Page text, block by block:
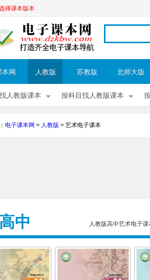
择课本版本
网 人教版 苏教版 北师大版
人教版课本 按科目找人教版课本
电子课本网 > 人教版 > 艺术电子课本
高中 人教版高中艺术电子课